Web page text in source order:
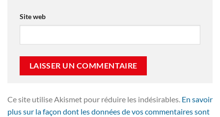
Site web
Ce site utilise Akismet pour réduire les indésirables. En savoir
plus sur la façon dont les données de vos commentaires sont